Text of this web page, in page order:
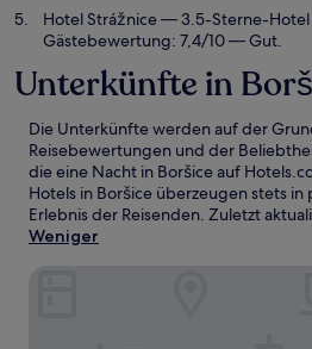
Hotel Strážnice— 3.5-Sterne-Hotel
Gästebewertung: 7,4/10 — Gut.
Unterkünfte in
Die Unterkünfte werden auf der
Reisebewertungen und der
die eine Nacht in Boršice auf
Hotels in Boršice überzeugen stets
Erlebnis der Reisenden. Zuletzt
Weniger